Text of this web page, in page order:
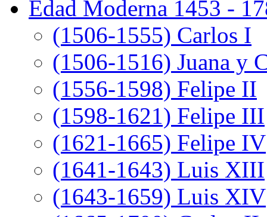
Edad Moderna 1453 -
(1506-1555) Carlos I
(1506-1516) Juana y
(1556-1598) Felipe II
(1598-1621) Felipe III
(1621-1665) Felipe IV
(1641-1643) Luis XIII
(1643-1659) Luis XIV